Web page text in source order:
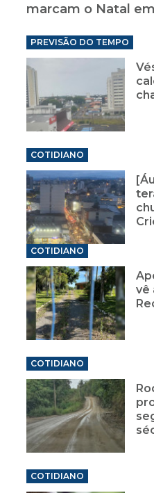
marcam o Natal
PREVISÃO DO TEMPO
COTIDIANO
COTIDIANO
vê
COTIDIANO
COTIDIANO